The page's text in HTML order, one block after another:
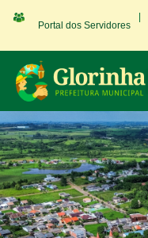
Portal dos Servidores